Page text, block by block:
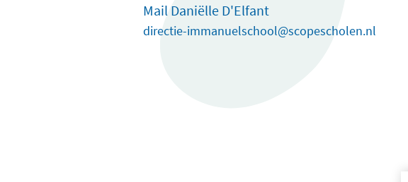
Mail Daniëlle D'Elfant
directie-immanuelschool@scopescholen.nl